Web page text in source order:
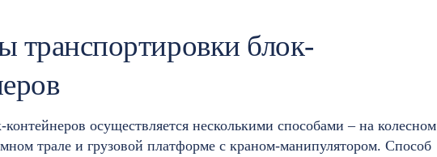
транспортировки блок-
контейнеров осуществляется несколькими способами – на колесном
трале и грузовой платформе с краном-манипулятором. Способ